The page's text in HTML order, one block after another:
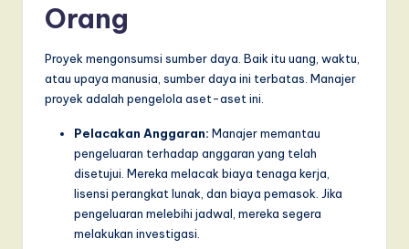
Orang
Proyek mengonsumsi sumber daya. Baik itu uang, waktu,
atau upaya manusia, sumber daya ini terbatas. Manajer
proyek adalah pengelola aset-aset ini.
Pelacakan Anggaran: Manajer memantau
pengeluaran terhadap anggaran yang telah
disetujui. Mereka melacak biaya tenaga kerja,
lisensi perangkat lunak, dan biaya pemasok. Jika
pengeluaran melebihi jadwal, mereka segera
melakukan investigasi.